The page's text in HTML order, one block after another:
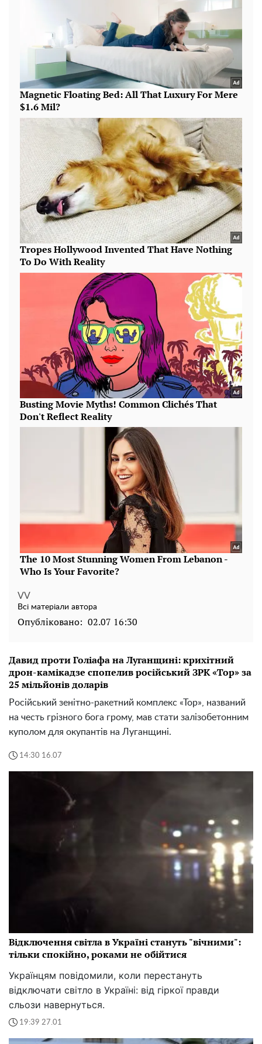
VV
Всі матеріали автора
Опубліковано: 02.07 16:30
Давид проти Голіафа на Луганщині: крихітний
дрон-камікадзе спопелив російський ЗРК «Тор» за
25 мільйонів доларів
Російський зенітно-ракетний комплекс «Тор», названий
на честь грізного бога грому, мав стати залізобетонним
куполом для окупантів на Луганщині.
14:30 16.07
Відключення світла в Україні стануть "вічними":
тільки спокійно, роками не обійтися
Українцям повідомили, коли перестануть
відключати світло в Україні: від гіркої правди
сльози навернуться.
19:39 27.01